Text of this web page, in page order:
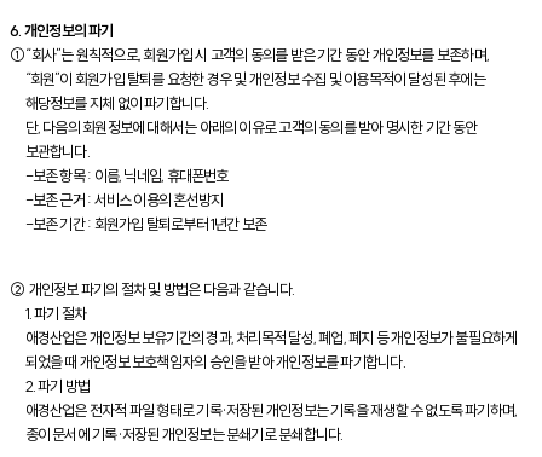
6. 개인정보의 파기
①“회사”는 원칙적으로, 회원가입 시 고객의 동의를 받은 기간 동안 개인정보를 보존하며,
“회원”이 회원가입 탈퇴를 요청한 경우 및 개인정보 수집 및 이용목적이 달성된 후에는
해당정보를 지체 없이 파기합니다.
단, 다음의 회원정보에 대해서는 아래의 이유로 고객의 동의를 받아 명시한 기간 동안
보관합니다.
-보존 항목 : 이름, 닉네임, 휴대폰번호
-보존 근거 : 서비스 이용의 혼선방지
-보존 기간 : 회원가입 탈퇴로부터 1년간 보존
② 개인정보 파기의 절차 및 방법은 다음과 같습니다.
1. 파기 절차
애경산업은 개인정보 보유기간의 경과, 처리목적 달성, 폐업, 폐지 등 개인정보가 불필요하게
되었을 때 개인정보 보호책임자의 승인을 받아 개인정보를 파기합니다.
2. 파기 방법
애경산업은 전자적 파일 형태로 기록·저장된 개인정보는 기록을 재생할 수 없도록 파기하며,
종이 문서에 기록·저장된 개인정보는 분쇄기로 분쇄합니다.